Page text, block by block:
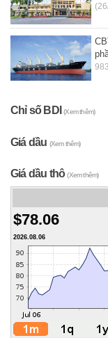
Chỉ số BDI(Xem thêm)
Giá dầu (Xem thêm)
Giá dầu thô(Xem thêm)
$78.06
2026.08.06